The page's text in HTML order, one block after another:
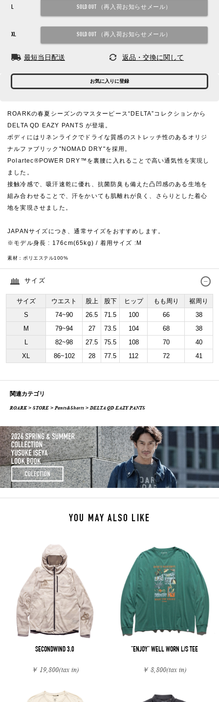
L
XL
最短当日配送 返品・交換に関して
お気に入りに登録
ROARKの春夏シーズンのマスターピース“DELTA”コレクションから
DELTA QD EAZY PANTS が登場。
ボディにはリネンライクでドライな質感のストレッチ性のあるオリジ
ナルファブリック"NOMAD DRY"を採用。
Polartec®POWER DRY™を裏腰に入れることで高い通気性を実現し
ました。
接触冷感で、吸汗速乾に優れ、抗菌防臭も備えた凸凹感のある生地を
組み合わせることで、汗をかいても肌離れが良く、さらりとした着心
地を実現させました。
JAPANサイズにつき、通常サイズをおすすめします。
※モデル身長 : 176cm(65kg) / 着用サイズ :M
素材： ポリエステル100%
サイズ
サイズ ウエスト 股上 股下 ヒップ もも周り
裾周り
S
74~90 26.5 71.5 100 66
38
M
79~94 27 73.5 104 68
38
L
82~98 27.5 75.5 108 70
40
XL
86~102 28 77.5 112 72 41
関連カテゴリ
ROARK>STORE >Pants&Shorts > DELTA QD EAZY PANTS
YOU MAY ALSO LIKE
SECONDWIND 3.0
￥ 19,800(tax in)
"ENJOY" WELL WORN L/S TEE
￥ 8,800(tax in)